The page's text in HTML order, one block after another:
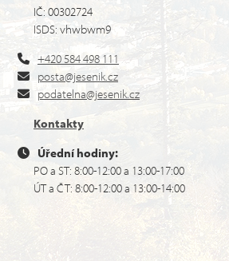
IČ: 00302724
ISDS: vhwbwm9
+420 584 498 111
posta@jesenik.cz
podatelna@jesenik.cz
Kontakty
Úřední hodiny:
PO a ST: 8:00-12:00 a 13:00-17:00
ÚT a ČT: 8:00-12:00 a 13:00-14:00